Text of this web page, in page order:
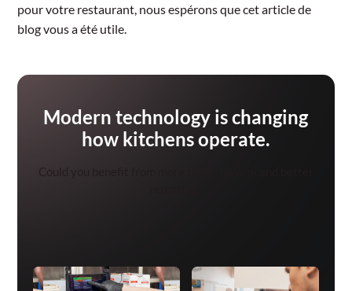
pour votre restaurant, nous espérons que cet article de
blog vous a été utile.
Modern technology is changing
how kitchens operate.
Could you benefit from more ticket control and better